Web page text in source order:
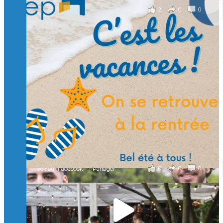
Charger plus Suivre sur Instagram
2 0 0
Voir sur Facebook · Partager
🙏 Soutenez l’Isep via la taxe d’apprentissage 2026
et contribuons ensemble à former les générations
d’ingénieurs de demain. 🙏
Merci à tous !
🎯 Taxe d’apprentissage 2026 : avec l'Isep, investissez pour
un numérique au service de l'humain !
À l’Isep, nous formons des ingénieurs, des bachelors, des
Mastères Spécialisés, qui allient excellence technologique et
valeurs humaines, au cœur de notre pro
...Voir plus
il y a 2 mois
0 0 0
Voir sur Facebook · Partager
🚀Afterwork à Genève 🚀